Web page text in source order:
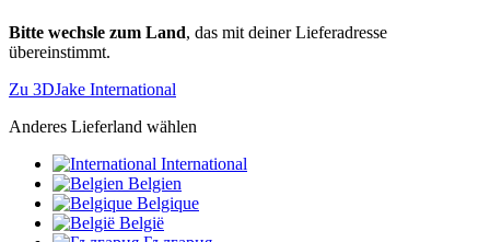
Bitte wechsle zum Land, das mit deiner Lieferadresse
übereinstimmt.
Zu 3DJake International
Anderes Lieferland wählen
International
Belgien
Belgique
België